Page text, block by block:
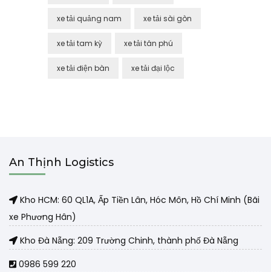
xe tải quảng nam xe tải sài gòn
xe tải tam kỳ xe tải tân phú
xe tải điện bàn xe tải đại lộc
An Thịnh Logistics
Kho HCM: 60 QL1A, Ấp Tiền Lân, Hóc Môn, Hồ Chí Minh (Bãi
xe Phương Hân)
Kho Đà Nẵng: 209 Trường Chinh, thành phố Đà Nẵng
0986 599 220